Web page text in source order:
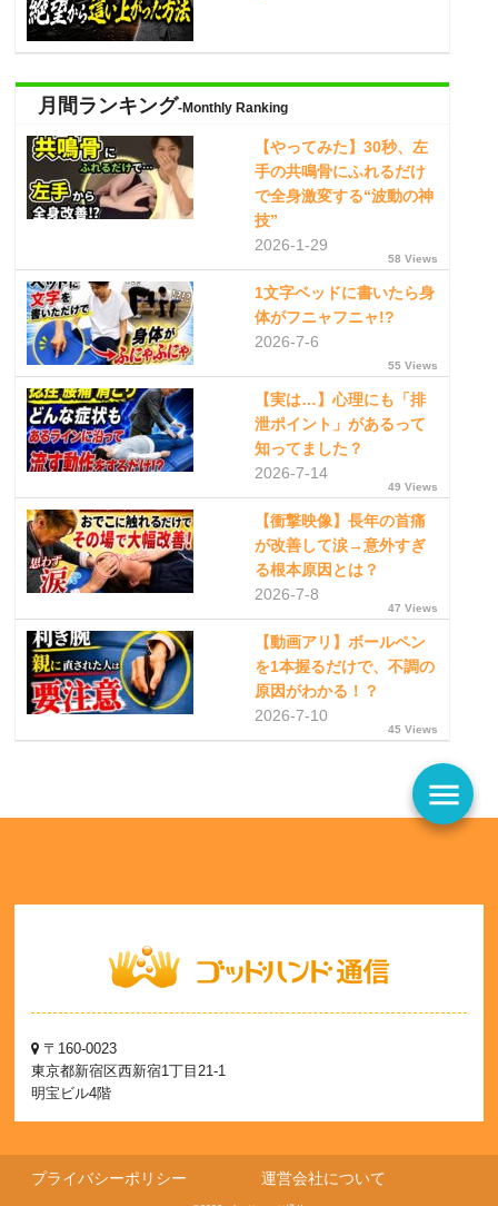
月間ランキング-Monthly Ranking
【やってみた】30秒、左
手の共鳴骨にふれるだけ
で全身激変する“波動の神
技”
2026-1-29
58 Views
1文字ベッドに書いたら身
体がフニャフニャ!?
2026-7-6
55 Views
【実は…】心理にも「排
泄ポイント」があるって
知ってました？
2026-7-14
49 Views
【衝撃映像】長年の首痛
が改善して涙→意外すぎ
る根本原因とは？
2026-7-8
47 Views
【動画アリ】ボールペン
を1本握るだけで、不調の
原因がわかる！？
2026-7-10
45 Views
menu
〒160-0023
東京都新宿区西新宿1丁目21-1
明宝ビル4階
プライバシーポリシー 運営会社について